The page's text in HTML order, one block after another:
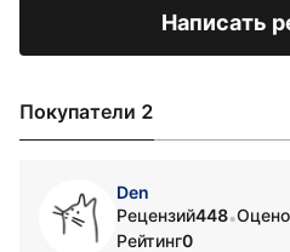
Написать
Покупатели 2
Den
Рецензий448•
Рейтинг0